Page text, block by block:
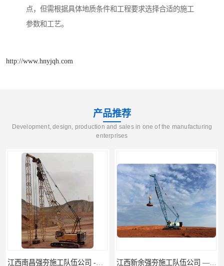
点，但需根据具体地质条件和工程要求选择合适的施工
参数和工艺。
http://www.hnyjqh.com
产品推荐
Development, design, production and sales in one of the manufacturing
enterprises
江西新余强夯施工队伍公司 —业峻强夯基础工程 湖南强夯施工公司